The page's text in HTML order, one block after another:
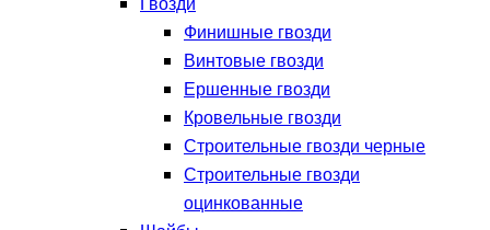
Финишные гвозди
Винтовые гвозди
Ершенные гвозди
Кровельные гвозди
Строительные гвозди черные
Строительные гвозди
оцинкованные